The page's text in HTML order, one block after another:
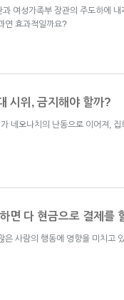
여성가족부 장관의 주도하에
연 효과적일까요?
시위, 금지해야 할까?
네오나치의 난동으로 이어져, 집
면 다 현금으로 결제를
은 사람의 행동에 영향을 미치고